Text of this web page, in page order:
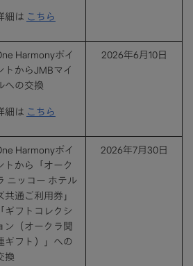
細はこちら
Harmonyポイ
トからJMBマイ
への交換
細はこちら
2026年6月10日
Harmonyポイ
トから「オーク
ニッコー ホテル
共通ご利用券」
「ギフトコレクシ
ン（オークラ関
ギフト）」への
換
2026年7月30日